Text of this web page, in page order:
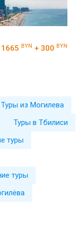
1665 BYN + 300 BYN
Туры из Могилева
Туры в Тбилиси
туры
туры